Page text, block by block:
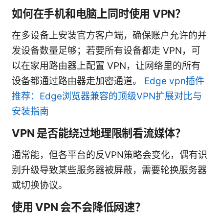
如何在手机和电脑上同时使用 VPN？
在多设备上安装官方客户端，确保账户允许的并
发设备数量足够；若要所有设备都走 VPN，可
以在家用路由器上配置 VPN，让网络里的所有
设备都通过路由器走加密通道。 Edge vpn插件
推荐：Edge浏览器兼容的顶级VPN扩展对比与
安装指南
VPN 是否能绕过地理限制看流媒体？
通常能，但各平台的反VPN策略会变化，偶有识
别升级导致某些服务器被屏蔽，需要轮换服务器
或切换协议。
使用 VPN 会不会降低网速？